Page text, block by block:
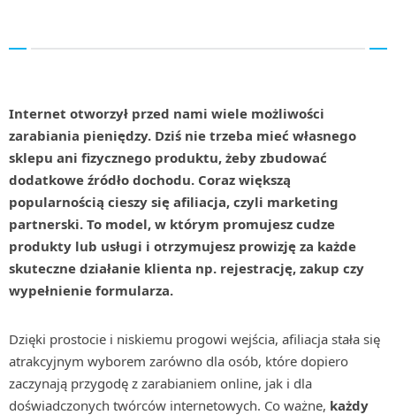
Internet otworzył przed nami wiele możliwości
zarabiania pieniędzy. Dziś nie trzeba mieć własnego
sklepu ani fizycznego produktu, żeby zbudować
dodatkowe źródło dochodu. Coraz większą
popularnością cieszy się afiliacja, czyli marketing
partnerski. To model, w którym promujesz cudze
produkty lub usługi i otrzymujesz prowizję za każde
skuteczne działanie klienta np. rejestrację, zakup czy
wypełnienie formularza.
Dzięki prostocie i niskiemu progowi wejścia, afiliacja stała się
atrakcyjnym wyborem zarówno dla osób, które dopiero
zaczynają przygodę z zarabianiem online, jak i dla
doświadczonych twórców internetowych. Co ważne, każdy